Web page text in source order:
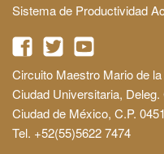
Sistema de Productividad
Circuito Maestro Mario de
Ciudad Universitaria,
Ciudad de México, C.P.
Tel. +52(55)5622 7474